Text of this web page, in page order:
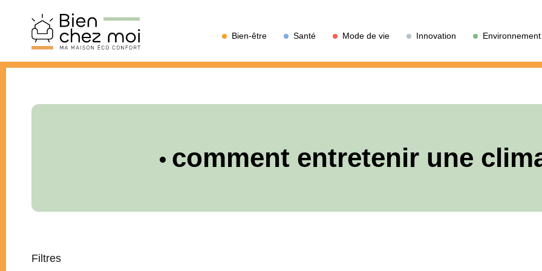
Bien-être Santé Mode de vie Innovation Environnement
comment entretenir une
Filtres